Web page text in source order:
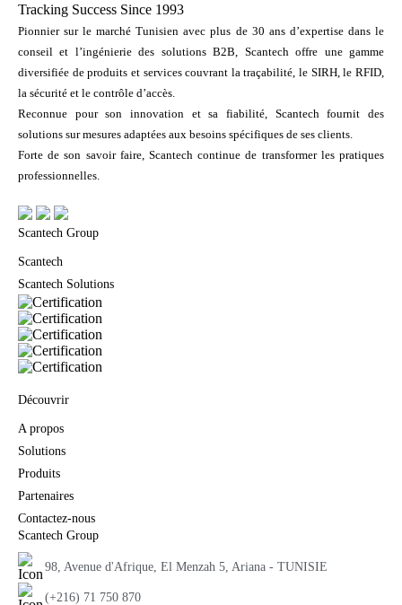
Tracking Success Since 1993
Pionnier sur le marché Tunisien avec plus de 30 ans d’expertise dans le
conseil et l’ingénierie des solutions B2B, Scantech offre une gamme
diversifiée de produits et services couvrant la traçabilité, le SIRH, le RFID,
la sécurité et le contrôle d’accès.
Reconnue pour son innovation et sa fiabilité, Scantech fournit des
solutions sur mesures adaptées aux besoins spécifiques de ses clients.
Forte de son savoir faire, Scantech continue de transformer les pratiques
professionnelles.
Scantech Group
Scantech
Scantech Solutions
Découvrir
A propos
Solutions
Produits
Partenaires
Contactez-nous
Scantech Group
98, Avenue d'Afrique, El Menzah 5, Ariana - TUNISIE
(+216) 71 750 870